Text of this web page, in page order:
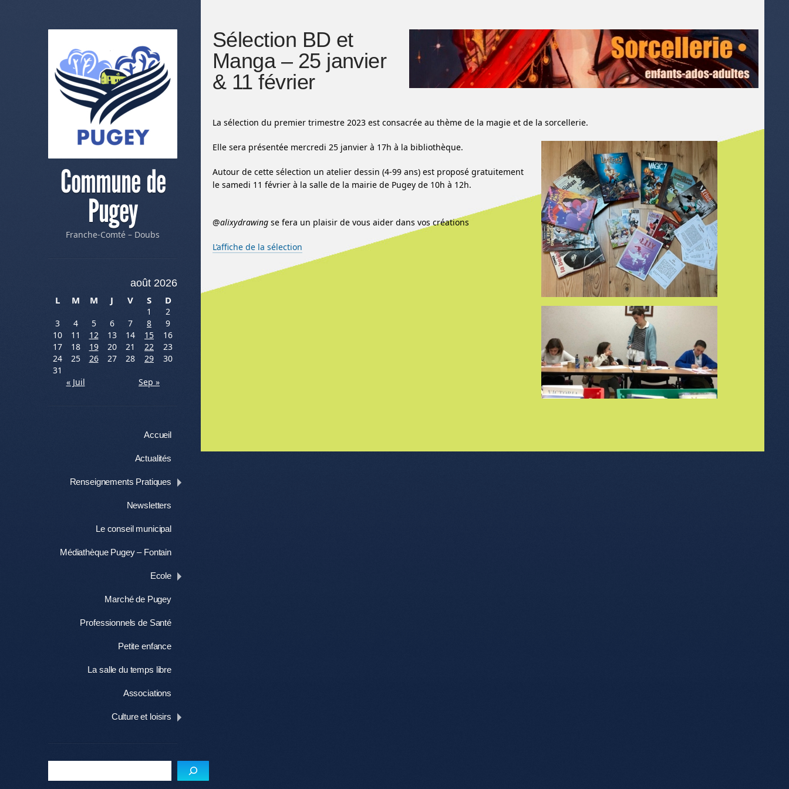
Commune de
Pugey
Franche-Comté – Doubs
août 2026
L
M M J V S D
1
2
3
4 5 6 7 8
9
10
11 12 13 14 15
16
17
18 19 20 21 22
23
24
25 26 27 28 29
30
31
« Juil
Sep »
Accueil
Actualités
Renseignements Pratiques
Newsletters
Le conseil municipal
Médiathèque Pugey – Fontain
Ecole
Marché de Pugey
Professionnels de Santé
Petite enfance
La salle du temps libre
Associations
Culture et loisirs
Sélection BD et
Manga – 25 janvier
& 11 février
La sélection du premier trimestre 2023 est consacrée au thème de la magie et de la sorcellerie.
Elle sera présentée mercredi 25 janvier à 17h à la bibliothèque.
Autour de cette sélection un atelier dessin (4-99 ans) est proposé gratuitement
le samedi 11 février à la salle de la mairie de Pugey de 10h à 12h.
@alixydrawing se fera un plaisir de vous aider dans vos créations
L’affiche de la sélection
Menu de l'article